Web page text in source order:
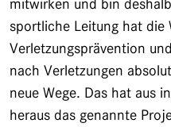
mitwirken und bin
sportliche Leitung hat die
Verletzungsprävention
nach Verletzungen
neue Wege. Das hat aus
heraus das genannte